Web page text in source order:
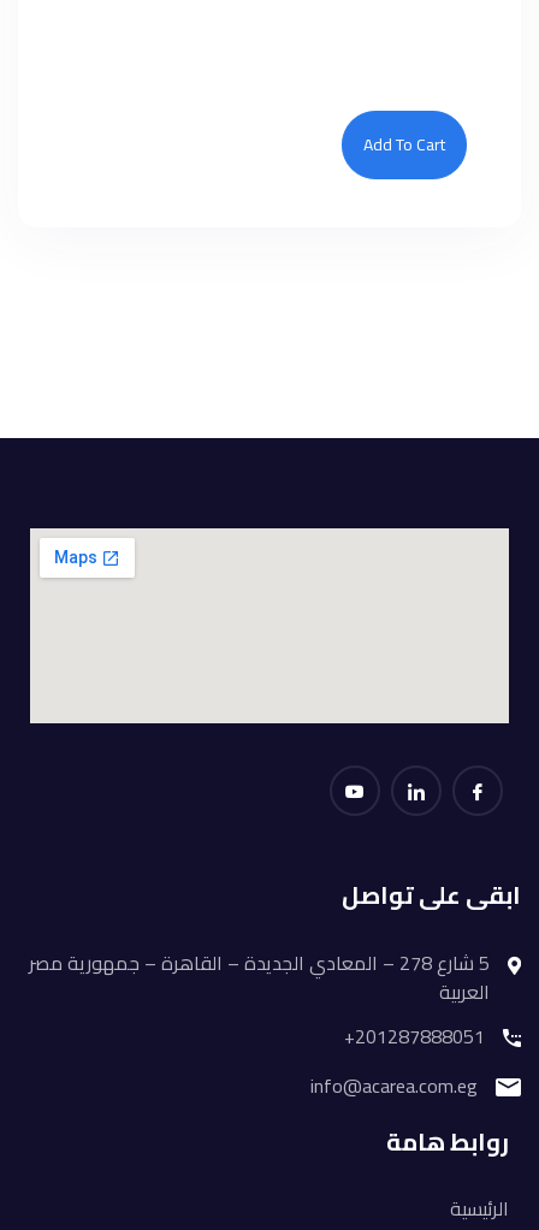
Add To Cart
ابقى على تواصل
5 شارع 278 – المعادي الجديدة – القاهرة – جمهورية مصر
العربية
201287888051+
info@acarea.com.eg
روابط هامة
الرئيسية